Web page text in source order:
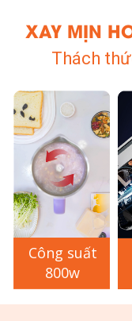
XAY MỊN
Thách
Công suất
800w